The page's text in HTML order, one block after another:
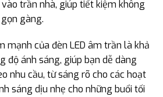
trần nhà, giúp tiết kiệm không
gàng.
mạnh của đèn LED âm trần là khả
độ ánh sáng, giúp bạn dễ dàng
nhu cầu, từ sáng rõ cho các hoạt
sáng dịu nhẹ cho những buổi tối